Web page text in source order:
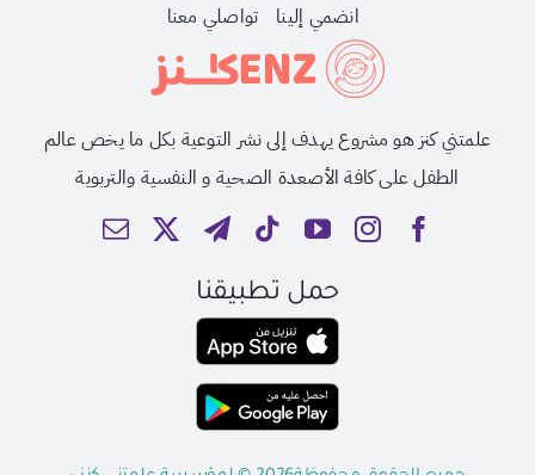
انضمي إلينا
تواصلي معنا
علمتني كنز هو مشروع يهدف إلى نشر التوعية بكل ما يخص عالم
الطفل على كافة الأصعدة الصحية و النفسية والتربوية
حمل تطبيقنا